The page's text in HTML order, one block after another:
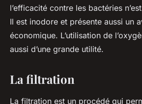
l’efficacité contre les bactéries
Il est inodore et présente aussi un
économique. L’utilisation de
aussi d’une grande utilité.
La filtration
La filtration est un procédé qui